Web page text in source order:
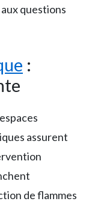
questions
:
assurent
de flammes